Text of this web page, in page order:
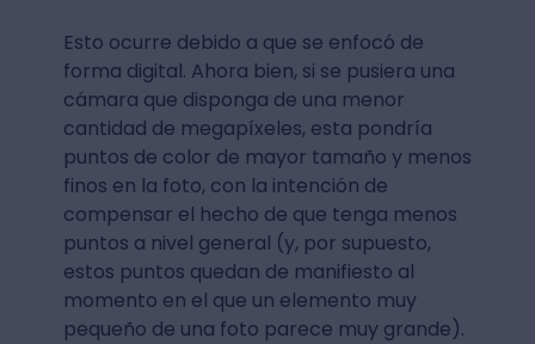
Esto ocurre debido a que se enfocó de
forma digital. Ahora bien, si se pusiera una
cámara que disponga de una menor
cantidad de megapíxeles, esta pondría
puntos de color de mayor tamaño y menos
finos en la foto, con la intención de
compensar el hecho de que tenga menos
puntos a nivel general (y, por supuesto,
estos puntos quedan de manifiesto al
momento en el que un elemento muy
pequeño de una foto parece muy grande).